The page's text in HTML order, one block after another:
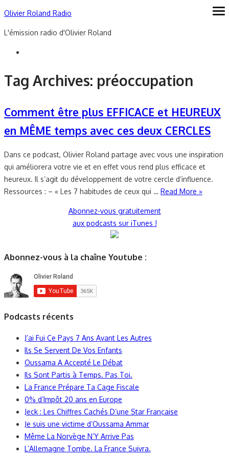
Skip
content
Olivier Roland Radio
L'émission radio d'Olivier Roland
Tag Archives: préoccupation
Comment être plus EFFICACE et HEUREUX
en MÊME temps avec ces deux CERCLES
Dans ce podcast, Olivier Roland partage avec vous une inspiration
qui améliorera votre vie et en effet vous rend plus efficace et
heureux. Il s’agit du développement de votre cercle d’influence.
Ressources : – « Les 7 habitudes de ceux qui … Read More »
Abonnez-vous gratuitement
aux podcasts sur iTunes !
Abonnez-vous à la chaîne Youtube :
Podcasts récents
J’ai Fui Ce Pays 7 Ans Avant Les Autres
Ils Se Servent De Vos Enfants
Oussama A Accepté Le Débat
Ils Sont Partis à Temps. Pas Toi.
La France Prépare Ta Cage Fiscale
0% d’Impôt 20 ans en Europe
Jeck : Les Chiffres Cachés D’une Star Française
Je suis une victime d’Oussama Ammar
Même La Norvège N’Y Arrive Pas
L’Allemagne Tombe. La France Suivra.